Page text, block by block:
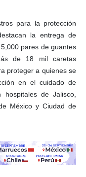
para la protección
la entrega de
pares de guantes
de 18 mil caretas
proteger a quienes se
en el cuidado de
de Jalisco,
México y Ciudad de